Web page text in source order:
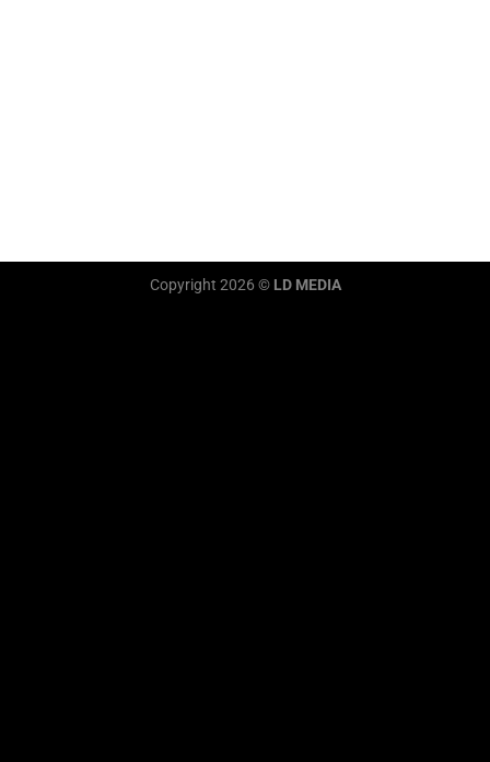
Copyright 2026 © LD MEDIA